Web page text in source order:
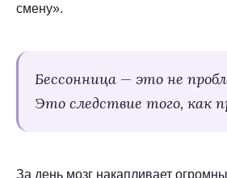
смену».
Бессонница — это не
Это следствие того, как
За день мозг накапливает